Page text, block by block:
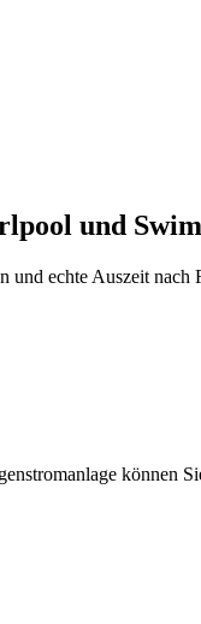
und
und echte Auszeit nach
können